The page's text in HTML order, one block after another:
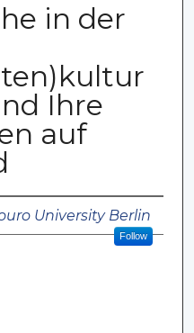
in der
Ihre
auf
University Berlin
Follow